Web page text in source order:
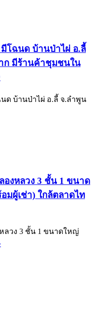
โฉนด บ้านป่าไผ่ อ.ลี้
ก มีร้านค้าชุมชนใน
ด บ้านป่าไผ่ อ.ลี้ จ.ลำพูน
งหลวง 3 ชั้น 1 ขนาด
มผู้เช่า) ใกล้ตลาดไท
วง 3 ชั้น 1 ขนาดใหญ่